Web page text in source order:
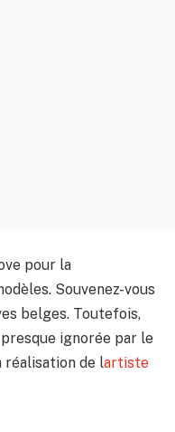
pour la
Souvenez-vous
belges. Toutefois,
ignorée par le
réalisation de lartiste